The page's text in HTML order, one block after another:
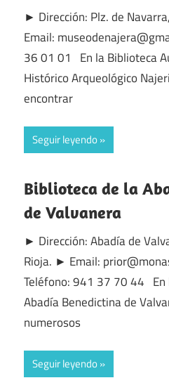
► Dirección: Plz. de
Email:
36 01 01 En la Biblioteca
Histórico Arqueológico
encontrar
Seguir leyendo
Biblioteca de la
de Valvanera
► Dirección: Abadía de
Rioja. ► Email:
Teléfono: 941 37 70 44 En
Abadía Benedictina de
numerosos
Seguir leyendo